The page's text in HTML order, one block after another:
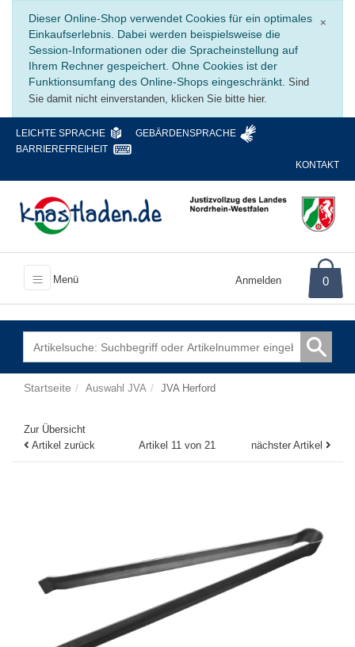
×
Dieser Online-Shop verwendet Cookies für ein optimales
Einkaufserlebnis. Dabei werden beispielsweise die
Session-Informationen oder die Spracheinstellung auf
Ihrem Rechner gespeichert. Ohne Cookies ist der
Funktionsumfang des Online-Shops eingeschränkt. Sind
Sie damit nicht einverstanden, klicken Sie bitte hier.
LEICHTE SPRACHE
GEBÄRDENSPRACHE
BARRIEREFREIHEIT
KONTAKT
Menü Anmelden 0
Startseite Auswahl JVA JVA Herford
Zur Übersicht
Artikel zurück
Artikel 11 von 21 nächster Artikel